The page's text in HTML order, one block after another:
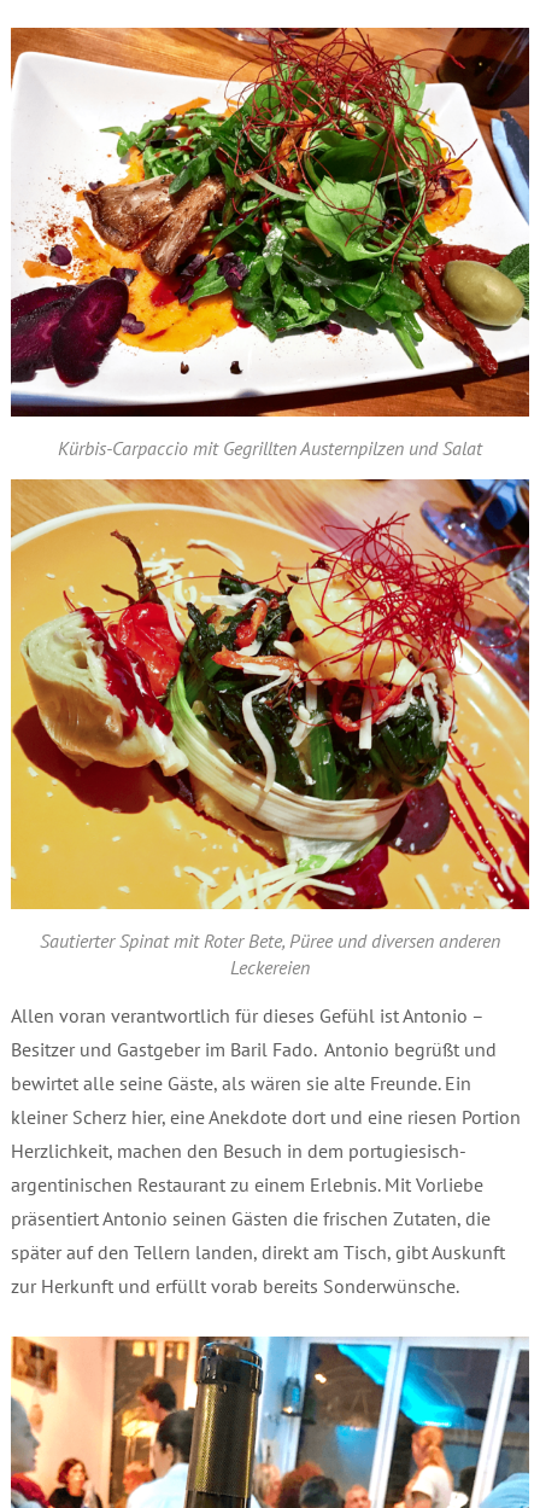
Kürbis-Carpaccio mit Gegrillten Austernpilzen und Salat
Sautierter Spinat mit Roter Bete, Püree und diversen anderen
Leckereien
Allen voran verantwortlich für dieses Gefühl ist Antonio –
Besitzer und Gastgeber im Baril Fado. Antonio begrüßt und
bewirtet alle seine Gäste, als wären sie alte Freunde. Ein
kleiner Scherz hier, eine Anekdote dort und eine riesen Portion
Herzlichkeit, machen den Besuch in dem portugiesisch-
argentinischen Restaurant zu einem Erlebnis. Mit Vorliebe
präsentiert Antonio seinen Gästen die frischen Zutaten, die
später auf den Tellern landen, direkt am Tisch, gibt Auskunft
zur Herkunft und erfüllt vorab bereits Sonderwünsche.